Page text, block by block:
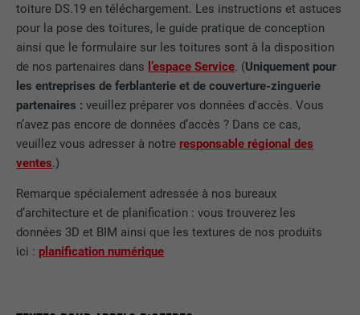
toiture DS.19 en téléchargement. Les instructions et astuces
pour la pose des toitures, le guide pratique de conception
ainsi que le formulaire sur les toitures sont à la disposition
de nos partenaires dans l’espace Service. (Uniquement pour
les entreprises de ferblanterie et de couverture-zinguerie
partenaires : veuillez préparer vos données d'accès. Vous
n’avez pas encore de données d’accès ? Dans ce cas,
veuillez vous adresser à notre responsable régional des
ventes.)
Remarque spécialement adressée à nos bureaux
d’architecture et de planification : vous trouverez les
données 3D et BIM ainsi que les textures de nos produits
ici : planification numérique
EXPIRATION 29 jours
UTILITÉ
Est utilisé pour suivre l'utilisateur sur
plusieurs sites Internet afin d'afficher de
la publicité adaptée aux préférences de
l'utilisateur.
NOM
FOURNISSEUR LinkedIn
EXPIRATION 1 jour